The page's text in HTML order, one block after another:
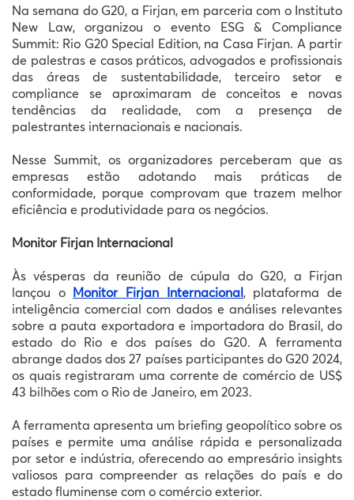
Na semana do G20, a Firjan, em parceria com o Instituto
New Law, organizou o evento ESG & Compliance
Summit: Rio G20 Special Edition, na Casa Firjan. A partir
de palestras e casos práticos, advogados e profissionais
das áreas de sustentabilidade, terceiro setor e
compliance se aproximaram de conceitos e novas
tendências da realidade, com a presença de
palestrantes internacionais e nacionais.
Nesse Summit, os organizadores perceberam que as
empresas estão adotando mais práticas de
conformidade, porque comprovam que trazem melhor
eficiência e produtividade para os negócios.
Monitor Firjan Internacional
Às vésperas da reunião de cúpula do G20, a Firjan
lançou o Monitor Firjan Internacional, plataforma de
inteligência comercial com dados e análises relevantes
sobre a pauta exportadora e importadora do Brasil, do
estado do Rio e dos países do G20. A ferramenta
abrange dados dos 27 países participantes do G20 2024,
os quais registraram uma corrente de comércio de US$
43 bilhões com o Rio de Janeiro, em 2023.
A ferramenta apresenta um briefing geopolítico sobre os
países e permite uma análise rápida e personalizada
por setor e indústria, oferecendo ao empresário insights
valiosos para compreender as relações do país e do
estado fluminense com o comércio exterior.